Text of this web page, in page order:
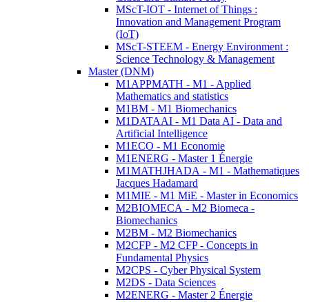
MScT-IOT - Internet of Things :
Innovation and Management Program
(IoT)
MScT-STEEM - Energy Environment :
Science Technology & Management
Master (DNM)
M1APPMATH - M1 - Applied
Mathematics and statistics
M1BM - M1 Biomechanics
M1DATAAI - M1 Data AI - Data and
Artificial Intelligence
M1ECO - M1 Economie
M1ENERG - Master 1 Énergie
M1MATHJHADA - M1 - Mathematiques
Jacques Hadamard
M1MIE - M1 MiE - Master in Economics
M2BIOMECA - M2 Biomeca -
Biomechanics
M2BM - M2 Biomechanics
M2CFP - M2 CFP - Concepts in
Fundamental Physics
M2CPS - Cyber Physical System
M2DS - Data Sciences
M2ENERG - Master 2 Énergie